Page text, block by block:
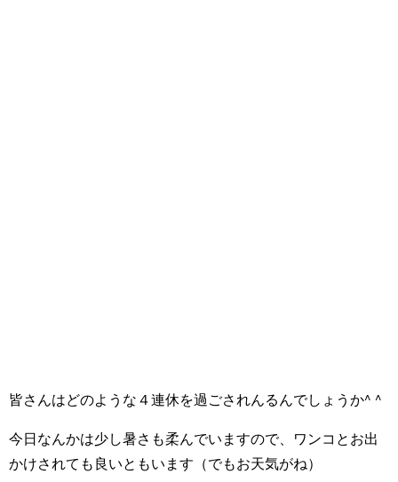
皆さんはどのような４連休を過ごされんるんでしょうか^ ^
今日なんかは少し暑さも柔んでいますので、ワンコとお出
かけされても良いともいます（でもお天気がね）